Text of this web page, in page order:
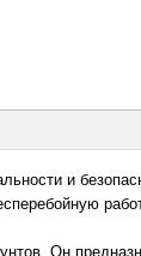
и
Он